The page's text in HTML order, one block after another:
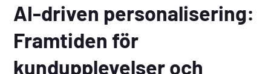
AI-driven personalisering:
Framtiden för
kundupplevelser och